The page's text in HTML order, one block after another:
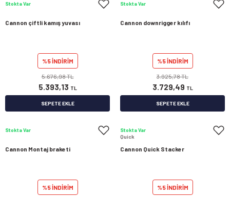
Stokta Var
Cannon çiftli kamış yuvası
%5 İNDİRİM
5.393,13 TL
5.676,98 TL
SEPETE EKLE
Stokta Var
Cannon downrigger kılıfı
%5 İNDİRİM
3.729,49 TL
3.925,78 TL
SEPETE EKLE
Stokta Var
Cannon Montaj braketi
%5 İNDİRİM
Stokta Var
Quick
Cannon Quick Stacker
%5 İNDİRİM